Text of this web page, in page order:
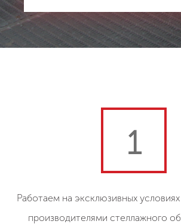
1
Работаем на эксклюзивных
производителями стеллажного